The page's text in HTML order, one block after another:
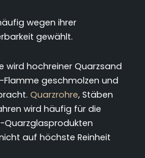
wegen ihrer
gewählt.
wird hochreiner Quarzsand
geschmolzen und
Quarzrohre, Stäben
wird häufig für die
Quarzglasprodukten
auf höchste Reinheit